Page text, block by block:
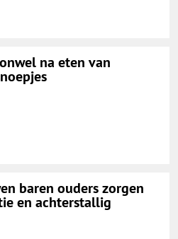
na eten van
baren ouders zorgen
en achterstallig